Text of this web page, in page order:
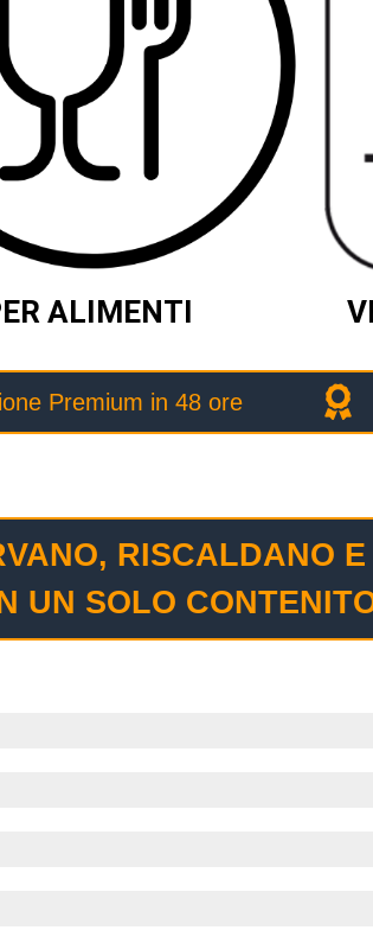
ALIMENTI
Premium in 48 ore
RISCALDANO
UN SOLO